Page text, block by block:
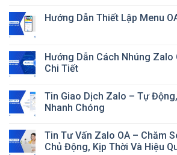
Hướng Dẫn Thiết Lập Menu
Hướng Dẫn Cách Nhúng Zalo
Chi Tiết
Tin Giao Dịch Zalo – Tự
Nhanh Chóng
Tin Tư Vấn Zalo OA – Chăm
Chủ Động, Kịp Thời Và Hiệu